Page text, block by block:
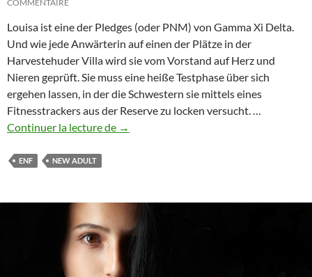
COMMENTAIRE
Louisa ist eine der Pledges (oder PNM) von Gamma Xi Delta.
Und wie jede Anwärterin auf einen der Plätze in der
Harvestehuder Villa wird sie vom Vorstand auf Herz und
Nieren geprüft. Sie muss eine heiße Testphase über sich
ergehen lassen, in der die Schwestern sie mittels eines
Fitnesstrackers aus der Reserve zu locken versucht. …
Continuer la lecture de Sandra
→
ENF NEW ADULT